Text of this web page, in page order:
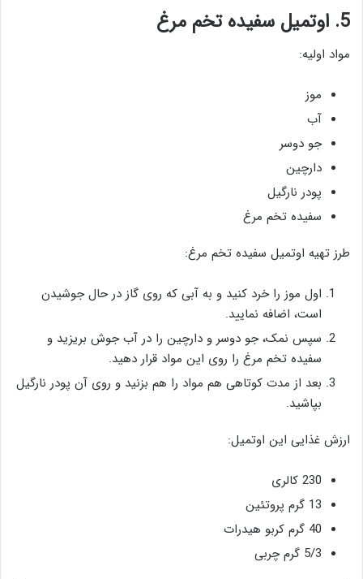
5. اوتمیل سفیده تخم مرغ
مواد اولیه:
موز
آب
جو دوسر
دارچین
پودر نارگیل
سفیده تخم مرغ
طرز تهیه اوتمیل سفیده تخم مرغ:
اول موز را خرد کنید و به آبی که روی گاز در حال جوشیدن
است، اضافه نمایید.
سپس نمک، جو دوسر و دارچین را در آب جوش بریزید و
سفیده تخم مرغ را روی این مواد قرار دهید.
بعد از مدت کوتاهی هم مواد را هم بزنید و روی آن پودر نارگیل
بپاشید.
ارزش غذایی این اوتمیل:
230 کالری
13 گرم پروتئین
40 گرم کربو هیدرات
5/3 گرم چربی